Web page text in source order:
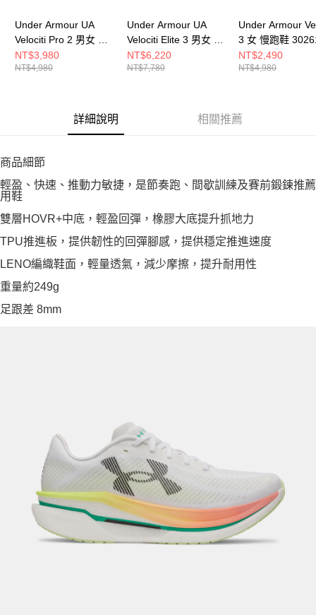
Under Armour UA
Velociti Pro 2 男女 競
速跑鞋 6005378-001
NT$3,980
NT$4,980
Under Armour UA
Velociti Elite 3 男女 競
速跑鞋 6005377-002
NT$6,220
NT$7,780
Under Armour
3 女 慢跑鞋
105
NT$2,490
NT$4,980
詳細說明 相關推薦
商品細節
輕盈、快速、推動力敏捷，是節奏跑、間歇訓練及賽前鍛鍊推薦
用鞋
雙層HOVR+中底，輕盈回彈，橡膠大底提升抓地力
TPU推進板，提供韌性的回彈腳感，提供穩定推進速度
LENO編織鞋面，輕量透氣，減少摩擦，提升耐用性
重量約249g
足跟差 8mm